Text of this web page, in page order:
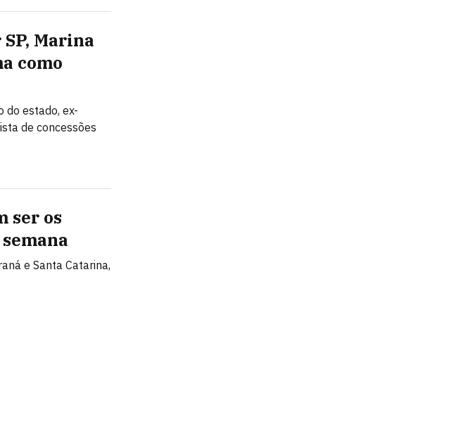
Marina
como
do estado, ex-
de concessões
ser os
e Santa Catarina,